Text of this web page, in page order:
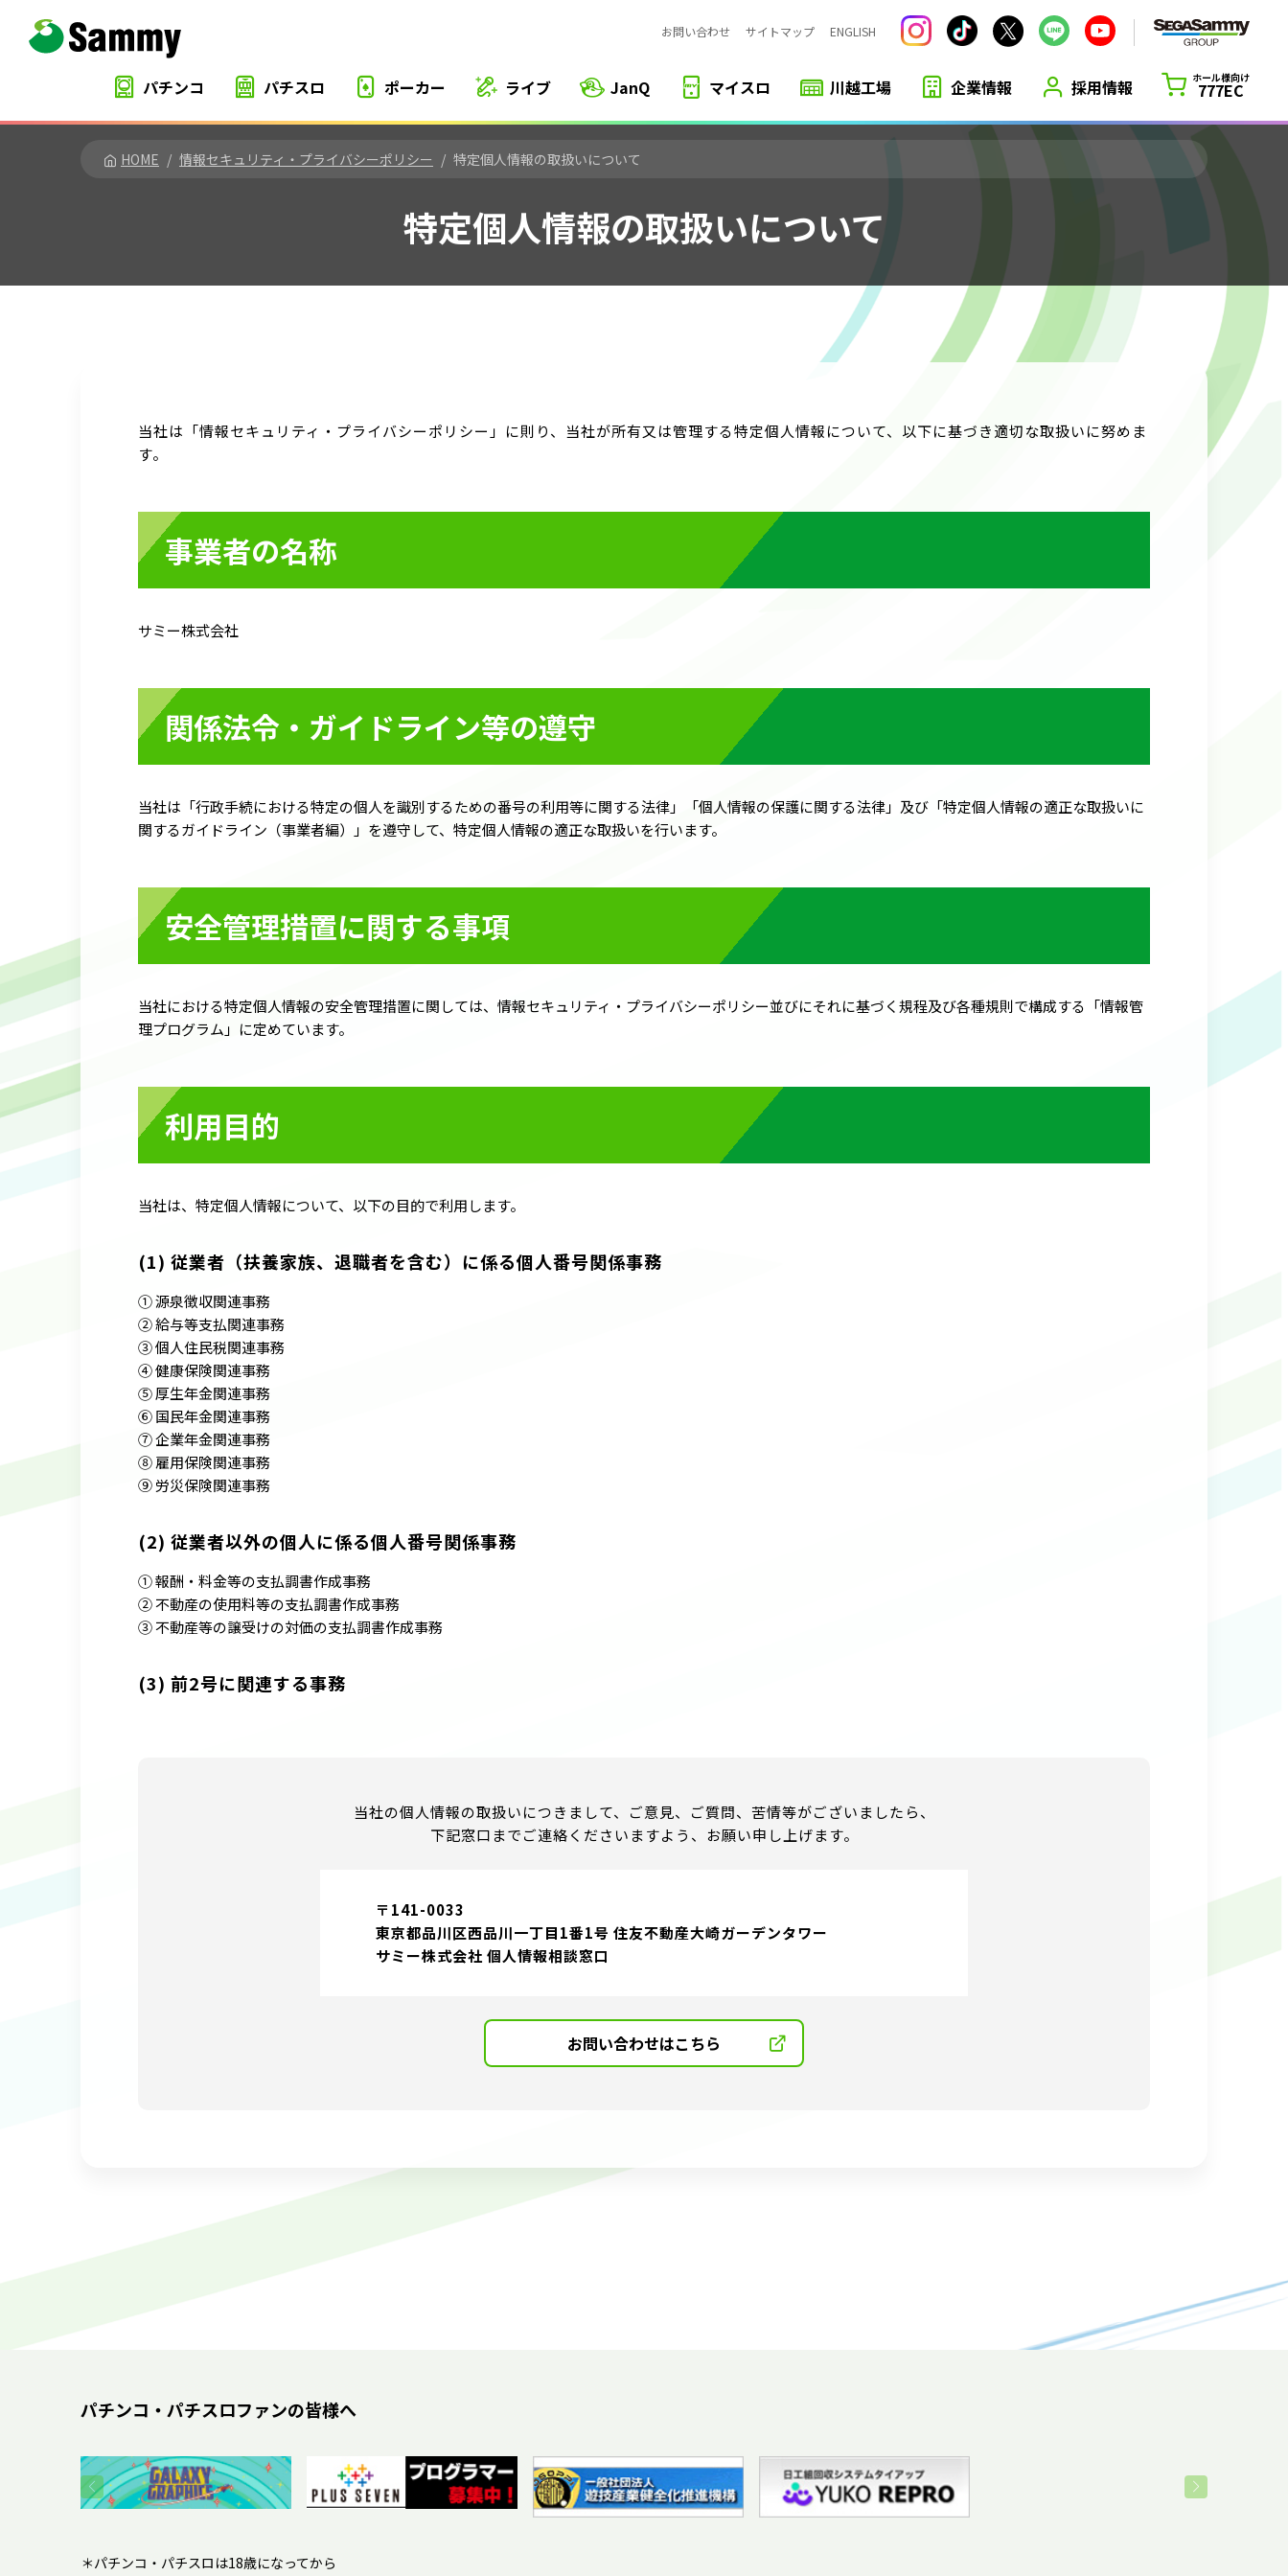
パチンコ パチスロ ポーカー ライブ JanQ マイスロ 川越工場 企業情報 採用情報 ホール様向け
777EC
お問い合わせ サイトマップ ENGLISH
HOME 情報セキュリティ・プライバシーポリシー 特定個人情報の取扱いについて
特定個人情報の取扱いについて
当社は「情報セキュリティ・プライバシーポリシー」に則り、当社が所有又は管理する特定個人情報について、以下に基づき適切な取扱いに努めま
す。
事業者の名称
サミー株式会社
関係法令・ガイドライン等の遵守
当社は「行政手続における特定の個人を識別するための番号の利用等に関する法律」「個人情報の保護に関する法律」及び「特定個人情報の適正な取扱いに
関するガイドライン（事業者編）」を遵守して、特定個人情報の適正な取扱いを行います。
安全管理措置に関する事項
当社における特定個人情報の安全管理措置に関しては、情報セキュリティ・プライバシーポリシー並びにそれに基づく規程及び各種規則で構成する「情報管
理プログラム」に定めています。
利用目的
当社は、特定個人情報について、以下の目的で利用します。
(1) 従業者（扶養家族、退職者を含む）に係る個人番号関係事務
① 源泉徴収関連事務
② 給与等支払関連事務
③ 個人住民税関連事務
④ 健康保険関連事務
⑤ 厚生年金関連事務
⑥ 国民年金関連事務
⑦ 企業年金関連事務
⑧ 雇用保険関連事務
⑨ 労災保険関連事務
(2) 従業者以外の個人に係る個人番号関係事務
① 報酬・料金等の支払調書作成事務
② 不動産の使用料等の支払調書作成事務
③ 不動産等の譲受けの対価の支払調書作成事務
(3) 前2号に関連する事務
当社の個人情報の取扱いにつきまして、ご意見、ご質問、苦情等がございましたら、
下記窓口までご連絡くださいますよう、お願い申し上げます。
〒141-0033
東京都品川区西品川一丁目1番1号 住友不動産大崎ガーデンタワー
サミー株式会社 個人情報相談窓口
お問い合わせはこちら
パチンコ・パチスロファンの皆様へ
＊パチンコ・パチスロは18歳になってから